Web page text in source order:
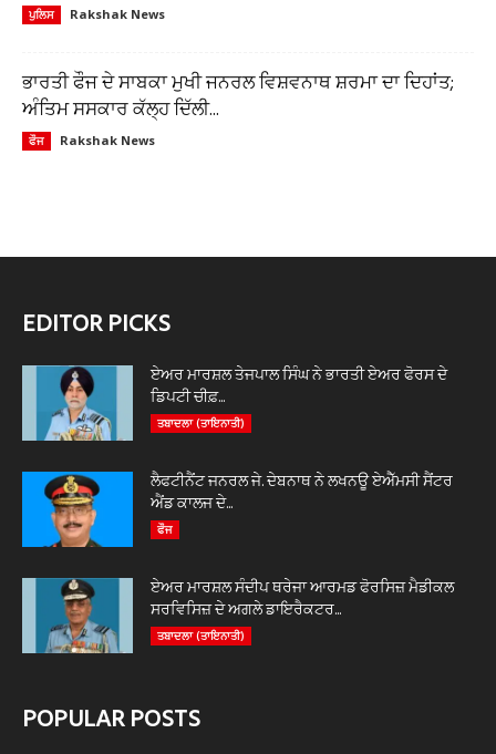
ਪੁਲਿਸ Rakshak News
ਭਾਰਤੀ ਫੌਜ ਦੇ ਸਾਬਕਾ ਮੁਖੀ ਜਨਰਲ ਵਿਸ਼ਵਨਾਥ ਸ਼ਰਮਾ ਦਾ ਦਿਹਾਂਤ;
ਅੰਤਿਮ ਸਸਕਾਰ ਕੱਲ੍ਹ ਦਿੱਲੀ...
ਫੌਜ Rakshak News
EDITOR PICKS
ਏਅਰ ਮਾਰਸ਼ਲ ਤੇਜਪਾਲ ਸਿੰਘ ਨੇ ਭਾਰਤੀ ਏਅਰ ਫੋਰਸ ਦੇ
ਡਿਪਟੀ ਚੀਫ਼...
ਤਬਾਦਲਾ (ਤਾਇਨਾਤੀ)
ਲੈਫਟੀਨੈਂਟ ਜਨਰਲ ਜੇ. ਦੇਬਨਾਥ ਨੇ ਲਖਨਊ ਏਐੱਮਸੀ ਸੈਂਟਰ
ਐਂਡ ਕਾਲਜ ਦੇ...
ਫੌਜ
ਏਅਰ ਮਾਰਸ਼ਲ ਸੰਦੀਪ ਥਰੇਜਾ ਆਰਮਡ ਫੋਰਸਿਜ਼ ਮੈਡੀਕਲ
ਸਰਵਿਸਿਜ਼ ਦੇ ਅਗਲੇ ਡਾਇਰੈਕਟਰ...
ਤਬਾਦਲਾ (ਤਾਇਨਾਤੀ)
POPULAR POSTS